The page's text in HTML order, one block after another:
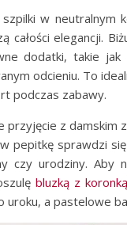
w neutralnym
całości elegancji.
dodatki, takie jak
odcieniu. To
podczas zabawy.
przyjęcie z damskim
pepitkę sprawdzi
czy urodziny. Aby
bluzką z koronką
uroku, a pastelowe